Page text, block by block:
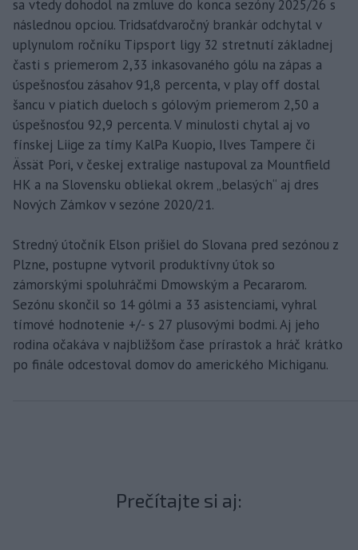
sa vtedy dohodol na zmluve do konca sezóny 2025/26 s
následnou opciou. Tridsaťdvaročný brankár odchytal v
uplynulom ročníku Tipsport ligy 32 stretnutí základnej
časti s priemerom 2,33 inkasovaného gólu na zápas a
úspešnosťou zásahov 91,8 percenta, v play off dostal
šancu v piatich dueloch s gólovým priemerom 2,50 a
úspešnosťou 92,9 percenta. V minulosti chytal aj vo
fínskej Liige za tímy KalPa Kuopio, Ilves Tampere či
Ässät Pori, v českej extralige nastupoval za Mountfield
HK a na Slovensku obliekal okrem „belasých“ aj dres
Nových Zámkov v sezóne 2020/21.
Stredný útočník Elson prišiel do Slovana pred sezónou z
Plzne, postupne vytvoril produktívny útok so
zámorskými spoluhráčmi Dmowským a Pecararom.
Sezónu skončil so 14 gólmi a 33 asistenciami, vyhral
tímové hodnotenie +/- s 27 plusovými bodmi. Aj jeho
rodina očakáva v najbližšom čase prírastok a hráč krátko
po finále odcestoval domov do amerického Michiganu.
Prečítajte si aj: